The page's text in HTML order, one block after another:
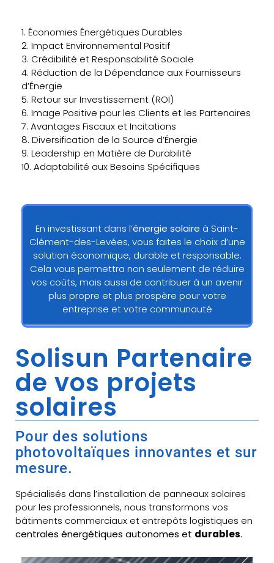
1. Économies Énergétiques Durables
2. Impact Environnemental Positif
3. Crédibilité et Responsabilité Sociale
4. Réduction de la Dépendance aux Fournisseurs
d’Énergie
5. Retour sur Investissement (ROI)
6. Image Positive pour les Clients et les Partenaires
7. Avantages Fiscaux et Incitations
8. Diversification de la Source d’Énergie
9. Leadership en Matière de Durabilité
10. Adaptabilité aux Besoins Spécifiques
En investissant dans l’énergie solaire à Saint-
Clément-des-Levées, vous faites le choix d’une
solution économique, durable et responsable.
Cela vous permettra non seulement de réduire
vos coûts, mais aussi de contribuer à un avenir
plus propre et plus prospère pour votre
entreprise et votre communauté
Solisun Partenaire
de vos projets
solaires
Pour des solutions
photovoltaïques innovantes et sur
mesure.
Spécialisés dans l’installation de panneaux solaires
pour les professionnels, nous transformons vos
bâtiments commerciaux et entrepôts logistiques en
centrales énergétiques autonomes et durables.